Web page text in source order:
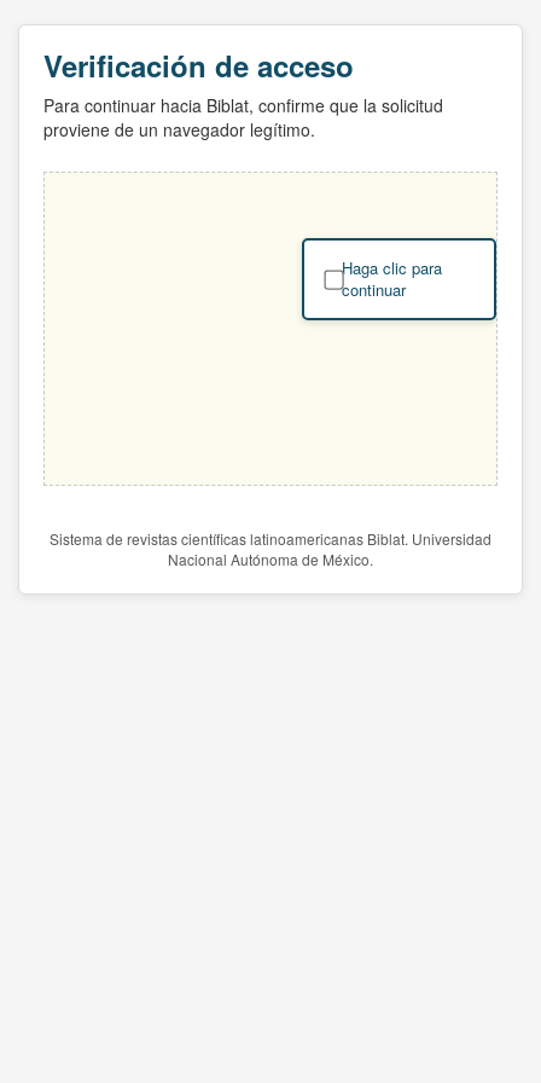
Verificación de acceso
Para continuar hacia Biblat, confirme que la solicitud
proviene de un navegador legítimo.
Haga clic para
continuar
Sistema de revistas científicas latinoamericanas Biblat. Universidad
Nacional Autónoma de México.